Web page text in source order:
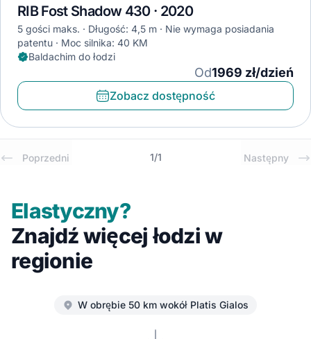
RIB Fost Shadow 430 · 2020
5 gości maks. Długość: 4,5 m
Nie wymaga posiadania
patentu
Moc silnika: 40 KM
Baldachim do łodzi
Od1969 zł/dzień
Zobacz dostępność
Poprzedni 1/1 Następny
Elastyczny?
Znajdź więcej łodzi w
regionie
W obrębie 50 km wokół Platis Gialos